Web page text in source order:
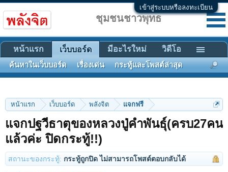
เข้าสู่ระบบหรือลงทะเบียน
หน้าแรก เว็บบอร์ด พลังจิต แจกฟรี
แจกปฐวีธาตุของหลวงปู่คำพันธุ์(ครบ27คน
แล้วค่ะ ปิดกระทู้!!)
สถานะของกระทู้: กระทู้ถูกปิด ไม่สามารถโพสต์ตอบกลับได้
1 2 3 4 ถัดไป >
ชุมชนชาวพุทธ
หน้าแรก เว็บบอร์ด
ค้นหาในเว็บบอร์ด เรื่องเด่น กระทู้และโพสต์ล่าสุด
มีอะไรใหม่ วิดีโอ